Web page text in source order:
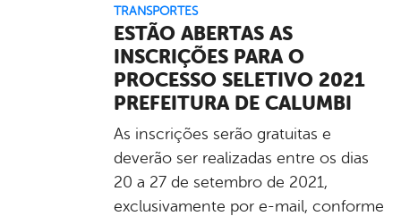
TRANSPORTES
ESTÃO ABERTAS AS
INSCRIÇÕES PARA O
PROCESSO SELETIVO 2021
PREFEITURA DE CALUMBI
As inscrições serão gratuitas e
deverão ser realizadas entre os dias
20 a 27 de setembro de 2021,
exclusivamente por e-mail, conforme